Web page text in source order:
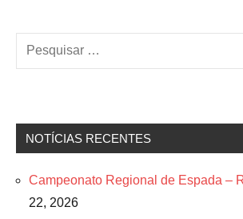
Pesquisar
por:
NOTÍCIAS RECENTES
Campeonato Regional de Espada –
22, 2026